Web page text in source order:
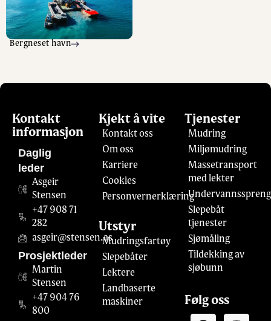
Bergneset havn
Kontakt
informasjon
Daglig
leder
Asgeir
Stensen
+47 908 71
282
asgeir@stensen.as
Prosjektleder
Martin
Stensen
+47 904 76
800
Kjekt å vite
Kontakt oss
Om oss
Karriere
Cookies
Personvernerklæring
Utstyr
Mudringsfartøy
Slepebåter
Lektere
Landbaserte
maskiner
Tjenester
Mudring
Miljømudring
Massetransport
med lekter
Slepebåt
tjenester
Sjømåling
Tildekking av
sjøbunn
Følg oss